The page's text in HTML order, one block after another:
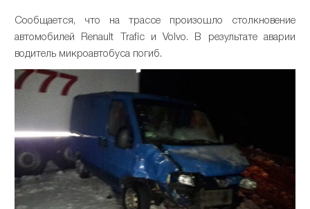
Сообщается, что на трассе произошло столкновение
автомобилей Renault Trafic и Volvо. В результате аварии
водитель микроавтобуса погиб.